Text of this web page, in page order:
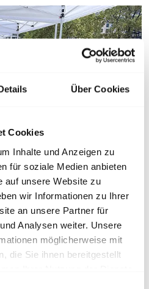
Über Cookies
Cookies
Inhalte und Anzeigen zu
für soziale Medien anbieten
auf unsere Website zu
wir Informationen zu Ihrer
an unsere Partner für
Analysen weiter. Unsere
möglicherweise mit
die Sie ihnen bereitgestellt